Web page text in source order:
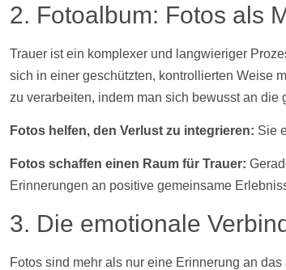
2. Fotoalbum: Fotos als
Trauer ist ein komplexer und langwieriger
sich in einer geschützten, kontrollierten Weise
zu verarbeiten, indem man sich bewusst an
Fotos helfen, den Verlust zu integrieren: Sie
Fotos schaffen einen Raum für Trauer:
Erinnerungen an positive gemeinsame
3. Die emotionale
Fotos sind mehr als nur eine Erinnerung an